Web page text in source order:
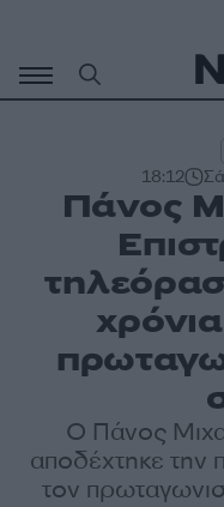
περιεχόμενο
18:12
Πάνος
Ο Πάνος
αποδέχτηκε την
τον